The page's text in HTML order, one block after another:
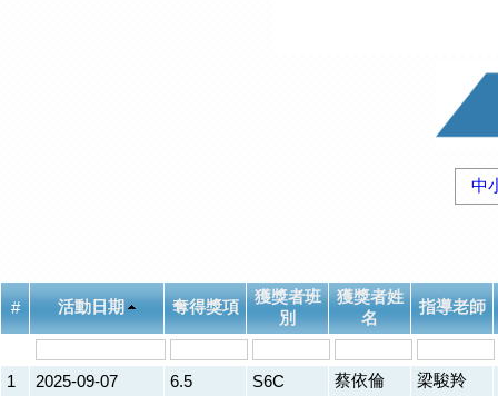
中
# 活動日期 奪得獎項
獲獎者班
別
獲獎者姓
名
指導老師
1 2025-09-07 6.5 S6C 蔡依倫 梁駿羚